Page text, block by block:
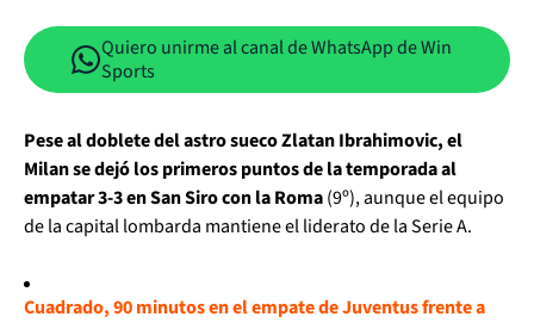
Quiero unirme al canal de WhatsApp de Win
Sports
Pese al doblete del astro sueco Zlatan Ibrahimovic, el
Milan se dejó los primeros puntos de la temporada al
empatar 3-3 en San Siro con la Roma(9º), aunque el equipo
de la capital lombarda mantiene el liderato de la Serie A.
Cuadrado, 90 minutos en el empate de Juventus frente a